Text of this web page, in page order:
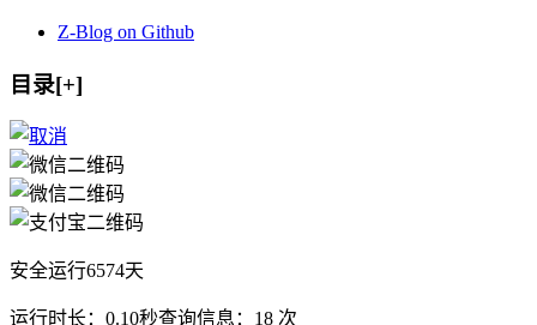
Z-Blog on Github
目录[+]
安全运行6574天
运行时长：0.10秒查询信息：18 次